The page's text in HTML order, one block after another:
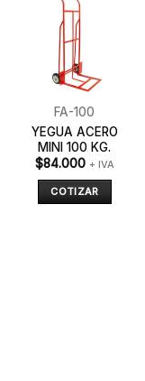
FA-100
YEGUA ACERO
MINI 100 KG.
$84.000 + IVA
COTIZAR